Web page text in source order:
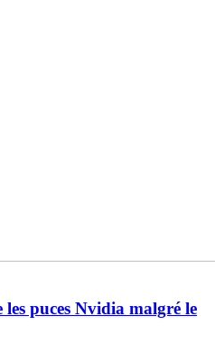
puces Nvidia malgré le